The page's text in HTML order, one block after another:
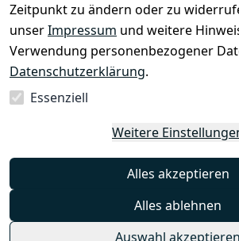
Zeitpunkt zu ändern oder zu
unserImpressum und weitere
Verwendung personenbezogener
Datenschutzerklärung.
Essenziell
Weitere
Alles akzeptieren
Alles ablehnen
Auswahl akzeptieren
Barrierefreihe
itserklärung
Widerrufsrec
ht